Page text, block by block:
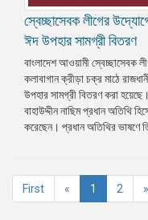
স্বেচ্ছাসেবক লীগের
ঈদ উপহার সামগ্রী বিতরণ
বাংলাদেশ আওয়ামী স্বেচ্ছাসেবক
কলাবাগান ক্রীড়া চক্র মাঠে
উপহার সামগ্রী বিতরণ করা
বাহাউদ্দীন নাছিম প্রধান অতিথি
করেছেন। প্রধান অতিথির ভাষণে
First « 1 (current)
2 »